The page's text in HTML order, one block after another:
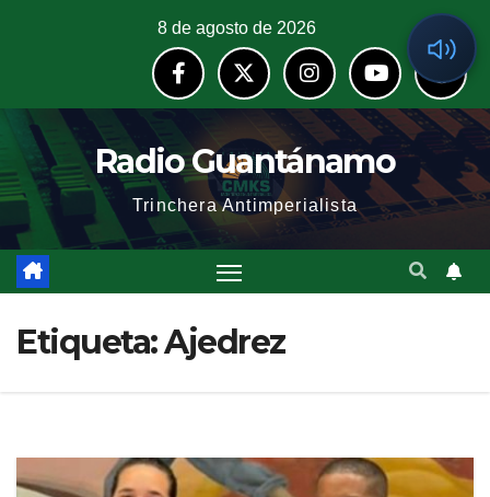
8 de agosto de 2026
Radio Guantánamo
Trinchera Antimperialista
Etiqueta:Ajedrez